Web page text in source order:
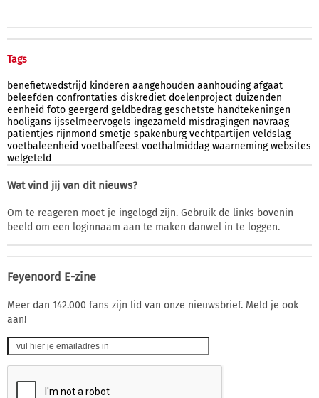
Tags
benefietwedstrijd kinderen aangehouden aanhouding afgaat
beleefden confrontaties diskrediet doelenproject duizenden
eenheid foto geergerd geldbedrag geschetste handtekeningen
hooligans ijsselmeervogels ingezameld misdragingen navraag
patientjes rijnmond smetje spakenburg vechtpartijen veldslag
voetbaleenheid voetbalfeest voethalmiddag waarneming websites
welgeteld
Wat vind jij van dit nieuws?
Om te reageren moet je ingelogd zijn. Gebruik de links bovenin
beeld om een loginnaam aan te maken danwel in te loggen.
Feyenoord E-zine
Meer dan 142.000 fans zijn lid van onze nieuwsbrief. Meld je ook
aan!